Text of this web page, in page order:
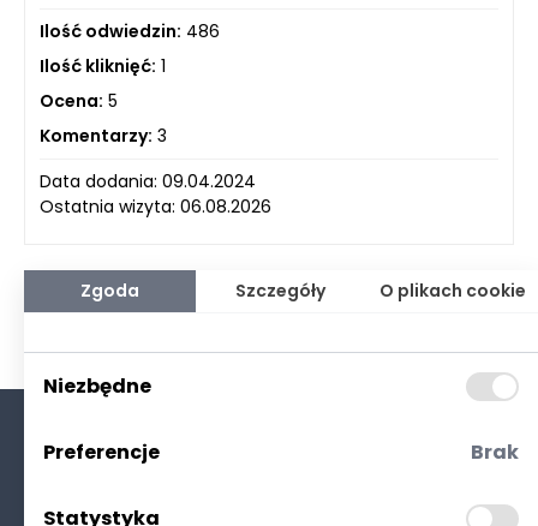
Ilość odwiedzin: 486
Ilość kliknięć: 1
Ocena: 5
Komentarzy: 3
Data dodania: 09.04.2024
Ostatnia wizyta: 06.08.2026
Zgoda Szczegóły O plikach cookie
Niezbędne
Preferencje Brak
Statystyka